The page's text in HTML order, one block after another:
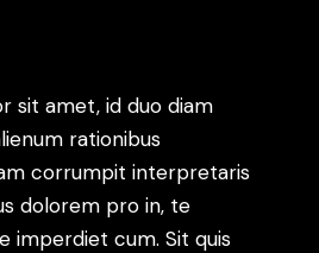
sit amet, id duo diam
rationibus
corrumpit interpretaris
dolorem pro in, te
imperdiet cum. Sit quis